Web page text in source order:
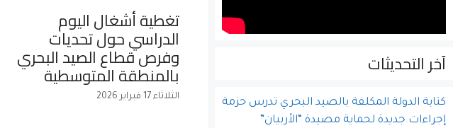
تغطية أشغال اليوم
الدراسي حول تحديات
وفرص قطاع الصيد البحري
بالمنطقة المتوسطية
الثلاثاء 17 فبراير 2026
آخر التحديثات
كتابة الدولة المكلفة بالصيد البحري تدرس حزمة
إجراءات جديدة لحماية مصيدة “الأربيان”